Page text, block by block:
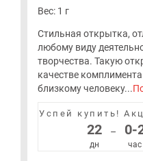
Вес: 1 г
Стильная открытка,
любому виду
творчества. Такую
качестве
близкому человеку...
Успей купить!
22
дн
– 0-
час